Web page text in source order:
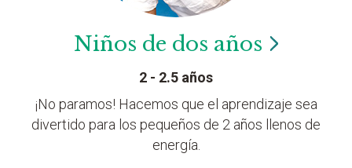
Niños de dos años
2 - 2.5 años
¡No paramos! Hacemos que el aprendizaje sea
divertido para los pequeños de 2 años llenos de
energía.